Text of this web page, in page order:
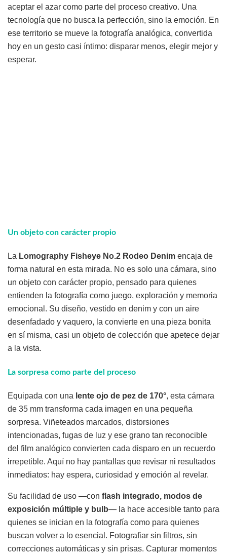
aceptar el azar como parte del proceso creativo. Una
tecnología que no busca la perfección, sino la emoción. En
ese territorio se mueve la fotografía analógica, convertida
hoy en un gesto casi íntimo: disparar menos, elegir mejor y
esperar.
Un objeto con carácter propio
La Lomography Fisheye No.2 Rodeo Denim encaja de
forma natural en esta mirada. No es solo una cámara, sino
un objeto con carácter propio, pensado para quienes
entienden la fotografía como juego, exploración y memoria
emocional. Su diseño, vestido en denim y con un aire
desenfadado y vaquero, la convierte en una pieza bonita
en sí misma, casi un objeto de colección que apetece dejar
a la vista.
La sorpresa como parte del proceso
Equipada con una lente ojo de pez de 170°, esta cámara
de 35 mm transforma cada imagen en una pequeña
sorpresa. Viñeteados marcados, distorsiones
intencionadas, fugas de luz y ese grano tan reconocible
del film analógico convierten cada disparo en un recuerdo
irrepetible. Aquí no hay pantallas que revisar ni resultados
inmediatos: hay espera, curiosidad y emoción al revelar.
Su facilidad de uso —con flash integrado, modos de
exposición múltiple y bulb— la hace accesible tanto para
quienes se inician en la fotografía como para quienes
buscan volver a lo esencial. Fotografiar sin filtros, sin
correcciones automáticas y sin prisas. Capturar momentos